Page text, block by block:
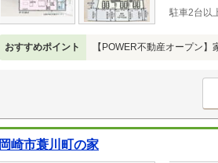
駐車2台以
おすすめポイント 【POWER不動産オープン
岡崎市蓑川町の家